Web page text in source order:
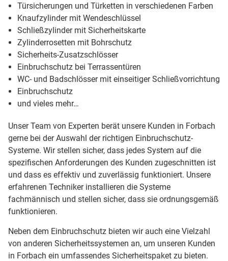
Türsicherungen und Türketten in verschiedenen Farben
Knaufzylinder mit Wendeschlüssel
Schließzylinder mit Sicherheitskarte
Zylinderrosetten mit Bohrschutz
Sicherheits-Zusatzschlösser
Einbruchschutz bei Terrassentüren
WC- und Badschlösser mit einseitiger Schließvorrichtung
Einbruchschutz
und vieles mehr…
Unser Team von Experten berät unsere Kunden in Forbach
gerne bei der Auswahl der richtigen Einbruchschutz-
Systeme. Wir stellen sicher, dass jedes System auf die
spezifischen Anforderungen des Kunden zugeschnitten ist
und dass es effektiv und zuverlässig funktioniert. Unsere
erfahrenen Techniker installieren die Systeme
fachmännisch und stellen sicher, dass sie ordnungsgemäß
funktionieren.
Neben dem Einbruchschutz bieten wir auch eine Vielzahl
von anderen Sicherheitssystemen an, um unseren Kunden
in Forbach ein umfassendes Sicherheitspaket zu bieten.